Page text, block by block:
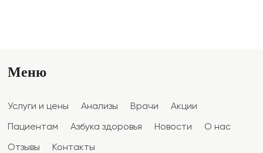
Меню
Услуги и цены Анализы Врачи Акции
Пациентам Азбука здоровья Новости О нас
Отзывы Контакты